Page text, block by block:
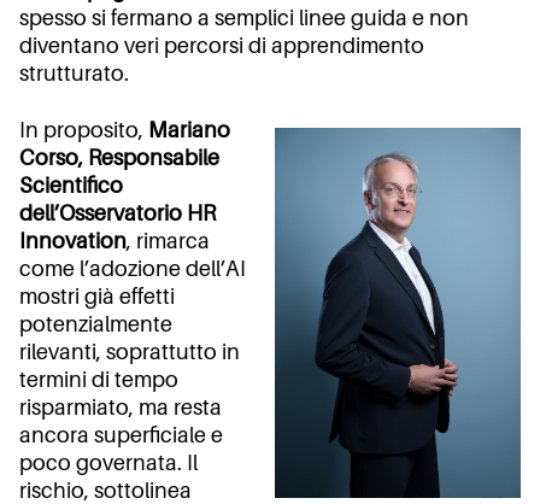
spesso si fermano a semplici linee guida e non
diventano veri percorsi di apprendimento
strutturato.
In proposito, Mariano
Corso, Responsabile
Scientifico
dell’Osservatorio HR
Innovation, rimarca
come l’adozione dell’AI
mostri già effetti
potenzialmente
rilevanti, soprattutto in
termini di tempo
risparmiato, ma resta
ancora superficiale e
poco governata. Il
rischio, sottolinea